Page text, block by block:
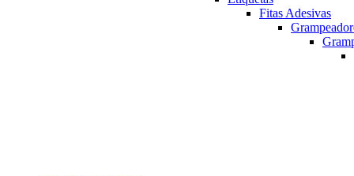
Fitas Adesivas